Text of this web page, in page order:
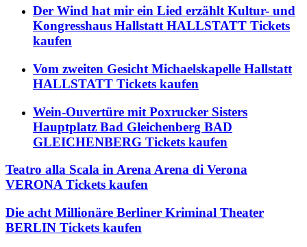
Der Wind hat mir ein Lied erzählt Kultur- und
Kongresshaus Hallstatt HALLSTATT Tickets
kaufen
Vom zweiten Gesicht Michaelskapelle Hallstatt
HALLSTATT Tickets kaufen
Wein-Ouvertüre mit Poxrucker Sisters
Hauptplatz Bad Gleichenberg BAD
GLEICHENBERG Tickets kaufen
Teatro alla Scala in Arena Arena di Verona
VERONA Tickets kaufen
Die acht Millionäre Berliner Kriminal Theater
BERLIN Tickets kaufen